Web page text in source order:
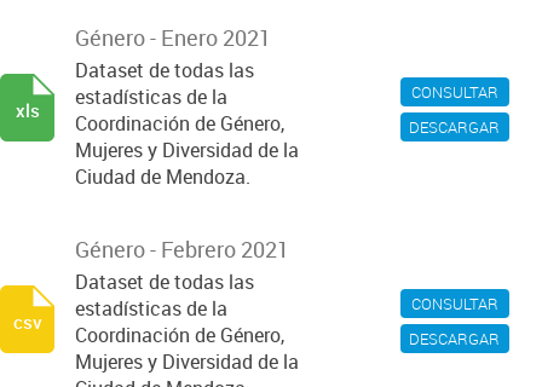
CONSULTAR
DESCARGAR
Género - Enero 2021
Dataset de todas las
estadísticas de la
Coordinación de Género,
Mujeres y Diversidad de la
Ciudad de Mendoza.
xls
CONSULTAR
DESCARGAR
Género - Febrero 2021
Dataset de todas las
estadísticas de la
Coordinación de Género,
Mujeres y Diversidad de la
csv